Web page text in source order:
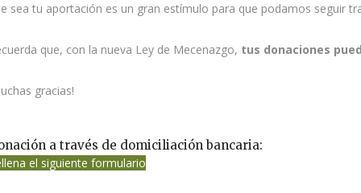
sea tu aportación es un gran estímulo para que podamos seguir
que, con la nueva Ley de Mecenazgo, tus donaciones
gracias!
a través de domiciliación bancaria:
el siguiente formulario